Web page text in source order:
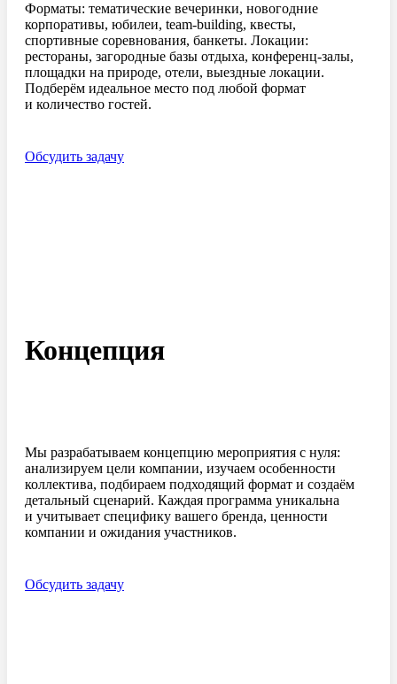
Форматы: тематические вечеринки, новогодние
корпоративы, юбилеи, team-building, квесты,
спортивные соревнования, банкеты. Локации:
рестораны, загородные базы отдыха, конференц-залы,
площадки на природе, отели, выездные локации.
Подберём идеальное место под любой формат
и количество гостей.
Обсудить задачу
Концепция
Мы разрабатываем концепцию мероприятия с нуля:
анализируем цели компании, изучаем особенности
коллектива, подбираем подходящий формат и создаём
детальный сценарий. Каждая программа уникальна
и учитывает специфику вашего бренда, ценности
компании и ожидания участников.
Обсудить задачу